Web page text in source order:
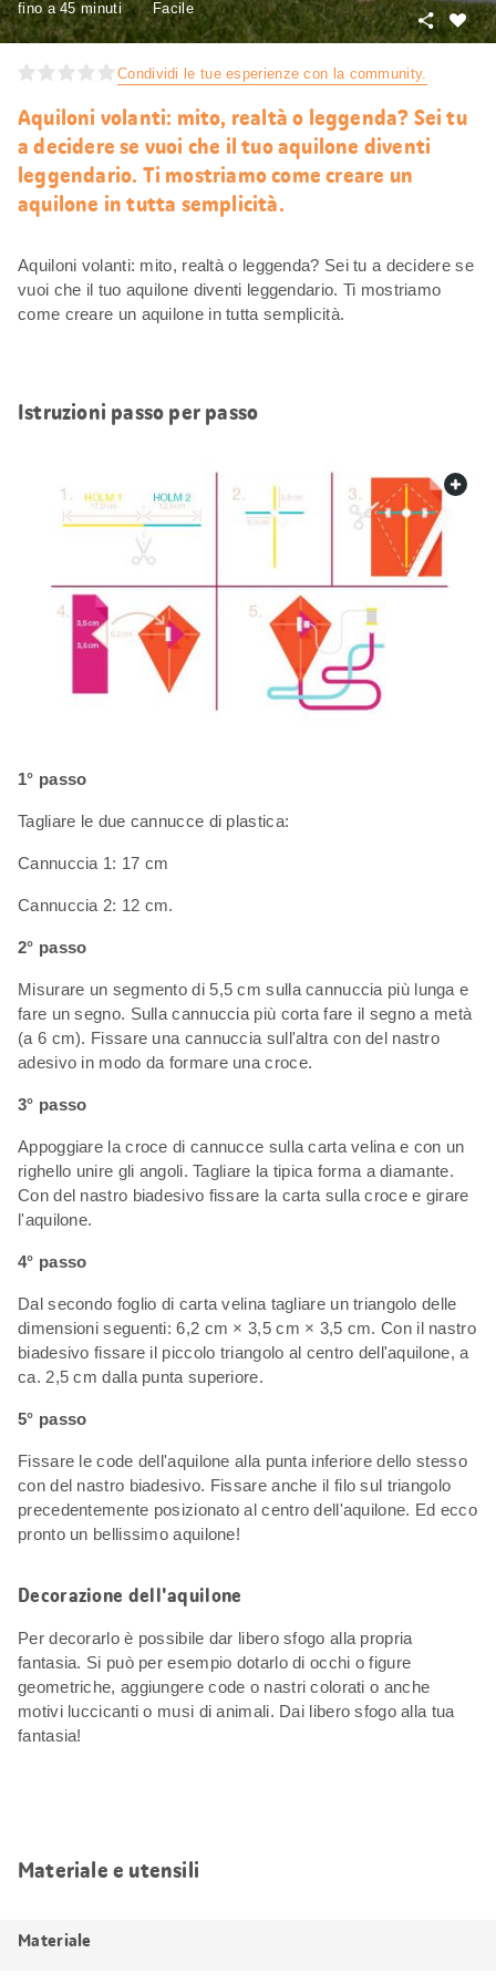
Condividi le tue esperienze con la community.
fino a 45 minuti
Facile
Mi
Condividi
Aquiloni volanti: mito, realtà o leggenda? Sei tu
a decidere se vuoi che il tuo aquilone diventi
leggendario. Ti mostriamo come creare un
aquilone in tutta semplicità.
Aquiloni volanti: mito, realtà o leggenda? Sei tu a decidere se
vuoi che il tuo aquilone diventi leggendario. Ti mostriamo
come creare un aquilone in tutta semplicità.
Istruzioni passo per passo
1° passo
Tagliare le due cannucce di plastica:
Cannuccia 1: 17 cm
Cannuccia 2: 12 cm.
2° passo
Misurare un segmento di 5,5 cm sulla cannuccia più lunga e
fare un segno. Sulla cannuccia più corta fare il segno a metà
(a 6 cm). Fissare una cannuccia sull'altra con del nastro
adesivo in modo da formare una croce.
3° passo
Appoggiare la croce di cannucce sulla carta velina e con un
righello unire gli angoli. Tagliare la tipica forma a diamante.
Con del nastro biadesivo fissare la carta sulla croce e girare
l'aquilone.
4° passo
Dal secondo foglio di carta velina tagliare un triangolo delle
dimensioni seguenti: 6,2 cm × 3,5 cm × 3,5 cm. Con il nastro
biadesivo fissare il piccolo triangolo al centro dell'aquilone, a
ca. 2,5 cm dalla punta superiore.
5° passo
Fissare le code dell'aquilone alla punta inferiore dello stesso
con del nastro biadesivo. Fissare anche il filo sul triangolo
precedentemente posizionato al centro dell'aquilone. Ed ecco
pronto un bellissimo aquilone!
Decorazione dell'aquilone
Per decorarlo è possibile dar libero sfogo alla propria
fantasia. Si può per esempio dotarlo di occhi o figure
geometriche, aggiungere code o nastri colorati o anche
motivi luccicanti o musi di animali. Dai libero sfogo alla tua
fantasia!
Materiale e utensili
Materiale